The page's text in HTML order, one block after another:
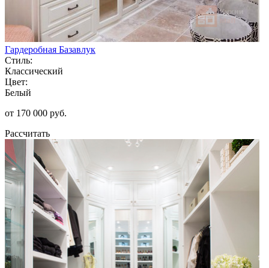
Гардеробная Базавлук
Стиль:
Классический
Цвет:
Белый
от 170 000 руб.
Рассчитать